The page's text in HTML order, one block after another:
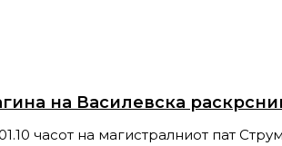
на Василевска
часот на магистралниот пат